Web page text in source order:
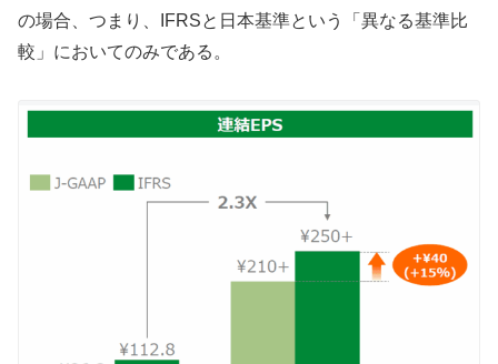
の場合、つまり、IFRSと日本基準という「異なる基準比
較」においてのみである。